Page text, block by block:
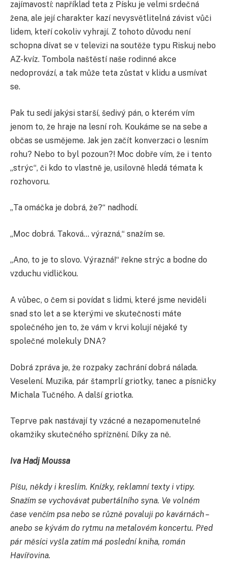
zajímavostí: například teta z Písku je velmi srdečná
žena, ale její charakter kazí nevysvětlitelná závist vůči
lidem, kteří cokoliv vyhrají. Z tohoto důvodu není
schopna dívat se v televizi na soutěže typu Riskuj nebo
AZ-kvíz. Tombola naštěstí naše rodinné akce
nedoprovází, a tak může teta zůstat v klidu a usmívat
se.
Pak tu sedí jakýsi starší, šedivý pán, o kterém vím
jenom to, že hraje na lesní roh. Koukáme se na sebe a
občas se usmějeme. Jak jen začít konverzaci o lesním
rohu? Nebo to byl pozoun?! Moc dobře vím, že i tento
„strýc“, či kdo to vlastně je, usilovně hledá témata k
rozhovoru.
„Ta omáčka je dobrá, že?“ nadhodí.
„Moc dobrá. Taková… výrazná,“ snažím se.
„Ano, to je to slovo. Výrazná!“ řekne strýc a bodne do
vzduchu vidličkou.
A vůbec, o čem si povídat s lidmi, které jsme neviděli
snad sto let a se kterými ve skutečnosti máte
společného jen to, že vám v krvi kolují nějaké ty
společné molekuly DNA?
Dobrá zpráva je, že rozpaky zachrání dobrá nálada.
Veselení. Muzika, pár štamprlí griotky, tanec a písničky
Michala Tučného. A další griotka.
Teprve pak nastávají ty vzácné a nezapomenutelné
okamžiky skutečného spříznění. Díky za ně.
Iva Hadj Moussa
Píšu, někdy i kreslím. Knížky, reklamní texty i vtipy.
Snažím se vychovávat pubertálního syna. Ve volném
čase venčím psa nebo se různě povaluji po kavárnách –
anebo se kývám do rytmu na metalovém koncertu. Před
pár měsíci vyšla zatím má poslední kniha, román
Havířovina.